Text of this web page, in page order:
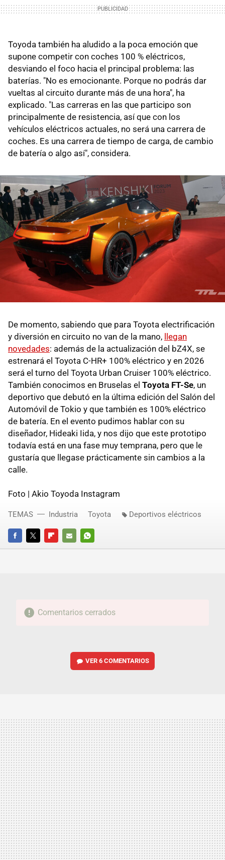
Toyoda también ha aludido a la poca emoción que
supone competir con coches 100 % eléctricos,
desviando el foco hacia el principal problema: las
baterías. "No es emocionante. Porque no podrás dar
vueltas al circuito durante más de una hora", ha
explicado. "Las carreras en las que participo son
principalmente de resistencia, así que con los
vehículos eléctricos actuales, no será una carrera de
coches. Es una carrera de tiempo de carga, de cambio
de batería o algo así", considera.
De momento, sabiendo que para Toyota electrificación
y diversión en circuito no van de la mano, llegan
novedades: además de la actualización del bZ4X, se
estrenará el Toyota C-HR+ 100% eléctrico y en 2026
será el turno del Toyota Urban Cruiser 100% eléctrico.
También conocimos en Bruselas el Toyota FT-Se, un
deportivo que debutó en la última edición del Salón del
Automóvil de Tokio y que también es 100% eléctrico
de batería. En el evento pudimos hablar con su
diseñador, Hideaki Iida, y nos dijo que este prototipo
todavía está en una fase muy temprana, pero que le
gustaría que llegase prácticamente sin cambios a la
calle.
Foto | Akio Toyoda Instagram
FACEBOOKTWITTERFLIPBOARD
E-
WHATSAPP
TEMAS Industria Toyota Deportivos eléctricos
Comentarios cerrados
VER6 COMENTARIOS